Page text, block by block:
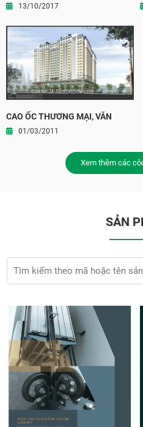
DƯƠNG
13/10/2017
CAO ỐC THƯƠNG MẠI, VĂN
PHÒNG VÀ CĂN HỘ LONG
01/03/2011
Xem thêm các
SẢN